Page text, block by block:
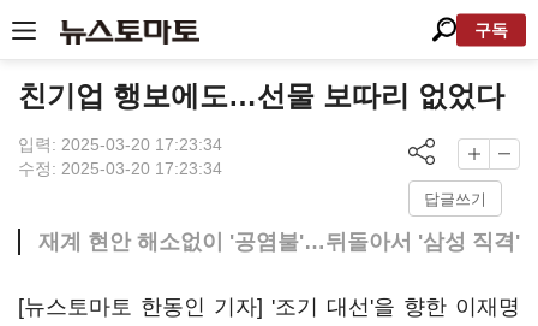
구독
친기업 행보에도…선물 보따리 없었다
입력: 2025-03-20 17:23:34
수정: 2025-03-20 17:23:34
답글쓰기
재계 현안 해소없이 '공염불'…뒤돌아서 '삼성 직격'
[뉴스토마토 한동인 기자] '조기 대선'을 향한 이재명